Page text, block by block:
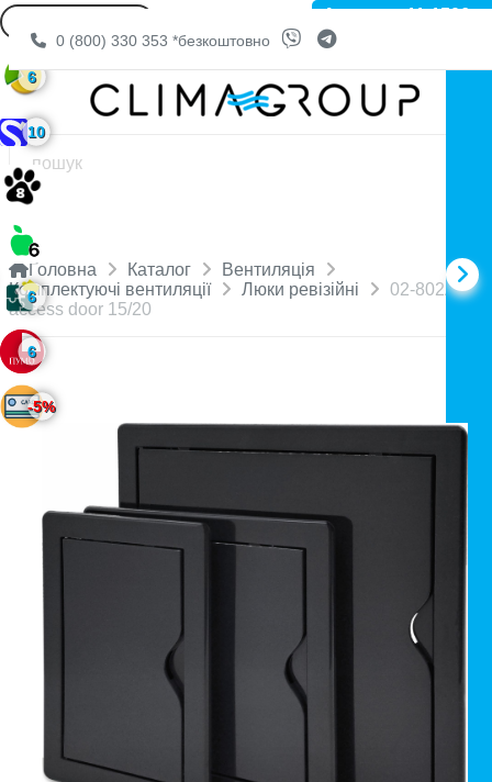
0 (800) 330 353 *безкоштовно
Головна Каталог
Вентиляція
Комплектуючі вентиляції
Люки ревізійні
02-802AGR
access door 15/20
Артикул: 11-1506
6
10
6
6
-5%